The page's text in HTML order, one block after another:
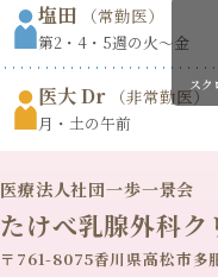
塩田
（常勤医）
第2・4・5週の火〜金
医大 Dr （非常勤医）
月・土の午前
スク
医療法人社団一歩一景会
たけべ乳腺外科ク
〒761-8075香川県高松市多